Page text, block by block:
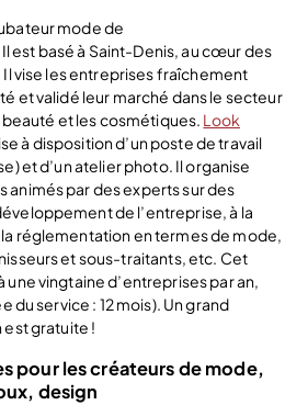
mode de
est basé à Saint-Denis, au cœur des
Il vise les entreprises fraîchement
et validé leur marché dans le secteur
et les cosmétiques. Look
à disposition d’un poste de travail
et d’un atelier photo. Il organise
animés par des experts sur des
de l’entreprise, à la
réglementation en termes de mode,
et sous-traitants, etc. Cet
vingtaine d’entreprises par an,
du service : 12 mois). Un grand
est gratuite !
pour les créateurs de mode,
design